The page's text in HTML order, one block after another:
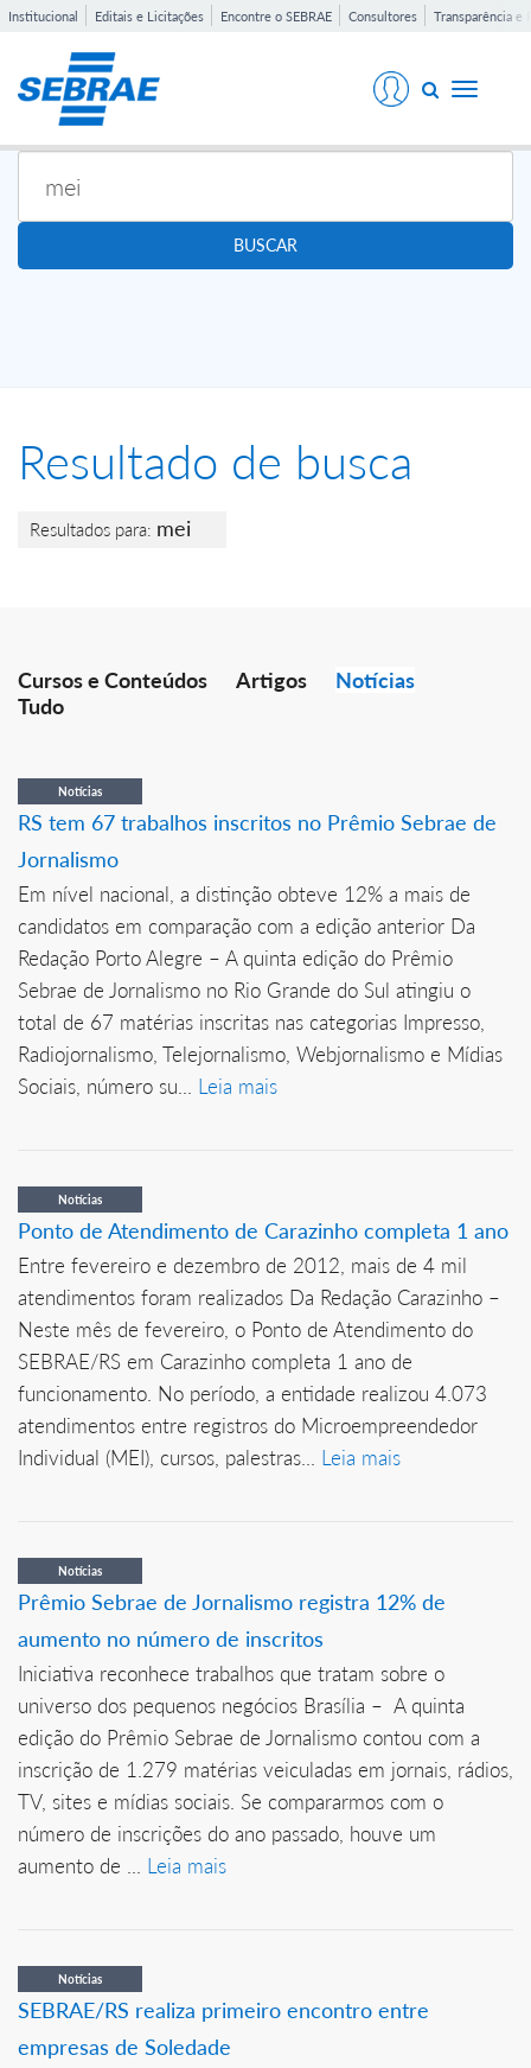
Institucional Editais e Licitações Encontre o SEBRAE Consultores Transparência e
Toggle
BUSCAR
Resultado de busca
Resultados para: mei
Cursos e Conteúdos Artigos
Notícias
Tudo
Notícias
RS tem 67 trabalhos inscritos no Prêmio Sebrae de
Jornalismo
Em nível nacional, a distinção obteve 12% a mais de
candidatos em comparação com a edição anterior Da
Redação Porto Alegre – A quinta edição do Prêmio
Sebrae de Jornalismo no Rio Grande do Sul atingiu o
total de 67 matérias inscritas nas categorias Impresso,
Radiojornalismo, Telejornalismo, Webjornalismo e Mídias
Sociais, número su... Leia mais
Notícias
Ponto de Atendimento de Carazinho completa 1 ano
Entre fevereiro e dezembro de 2012, mais de 4 mil
atendimentos foram realizados Da Redação Carazinho –
Neste mês de fevereiro, o Ponto de Atendimento do
SEBRAE/RS em Carazinho completa 1 ano de
funcionamento. No período, a entidade realizou 4.073
atendimentos entre registros do Microempreendedor
Individual (MEI), cursos, palestras... Leia mais
Notícias
Prêmio Sebrae de Jornalismo registra 12% de
aumento no número de inscritos
Iniciativa reconhece trabalhos que tratam sobre o
universo dos pequenos negócios Brasília – A quinta
edição do Prêmio Sebrae de Jornalismo contou com a
inscrição de 1.279 matérias veiculadas em jornais, rádios,
TV, sites e mídias sociais. Se compararmos com o
número de inscrições do ano passado, houve um
aumento de ... Leia mais
Notícias
SEBRAE/RS realiza primeiro encontro entre
empresas de Soledade